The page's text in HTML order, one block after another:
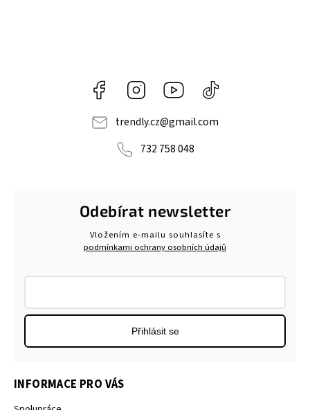
Facebook Instagram https://www.youtube.com/
navlnetrendu5284
trendly.cz@gmail.com
732 758 048
INFORMACE PRO VÁS
Odebírat newsletter
Vložením e-mailu souhlasíte s
podmínkami ochrany osobních údajů
Přihlásit se